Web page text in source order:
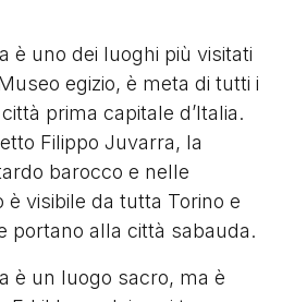
è uno dei luoghi più visitati
egizio, è meta di tutti i
prima capitale d’Italia.
Filippo Juvarra, la
barocco e nelle
visibile da tutta Torino e
portano alla città sabauda.
è un luogo sacro, ma è